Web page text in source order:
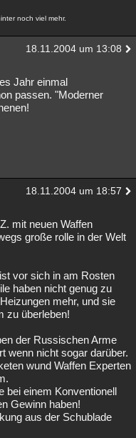
noch viel mehr.
18.11.2004 um 13:08
Jahr einmal
passen. "Moderner
18.11.2004 um 18:57
mit neuen Waffen
große rolle in der Welt
vor sich in am Rosten
haben nicht genug zu
mehr, und sie
zu überleben!
der Russischen Arme
wenn nicht sogar darüber.
wund Waffen Experten
bei einem Konventionell
Gewinn haben!
aus der Schublade